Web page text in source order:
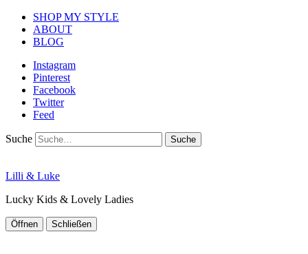
SHOP MY STYLE
ABOUT
BLOG
Instagram
Pinterest
Facebook
Twitter
Feed
Suche
Lilli & Luke
Lucky Kids & Lovely Ladies
Öffnen Schließen